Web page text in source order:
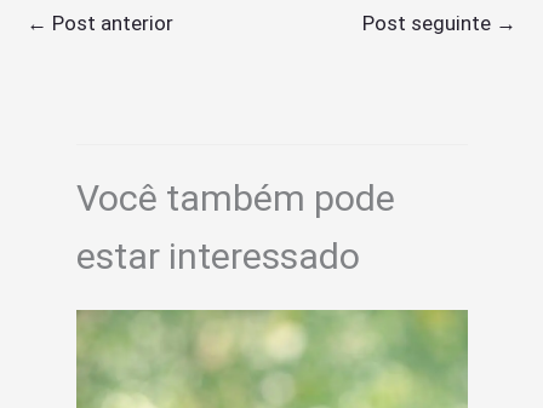
← Post anterior Post seguinte →
Você também pode
estar interessado